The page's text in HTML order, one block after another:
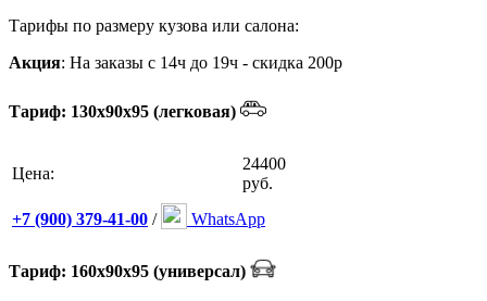
Тарифы по размеру кузова или салона:
Акция: На заказы с 14ч до 19ч - скидка 200р
Тариф: 130х90х95 (легковая)
Цена:
24400
руб.
+7 (900) 379-41-00 / WhatsApp
Тариф: 160х90х95 (универсал)